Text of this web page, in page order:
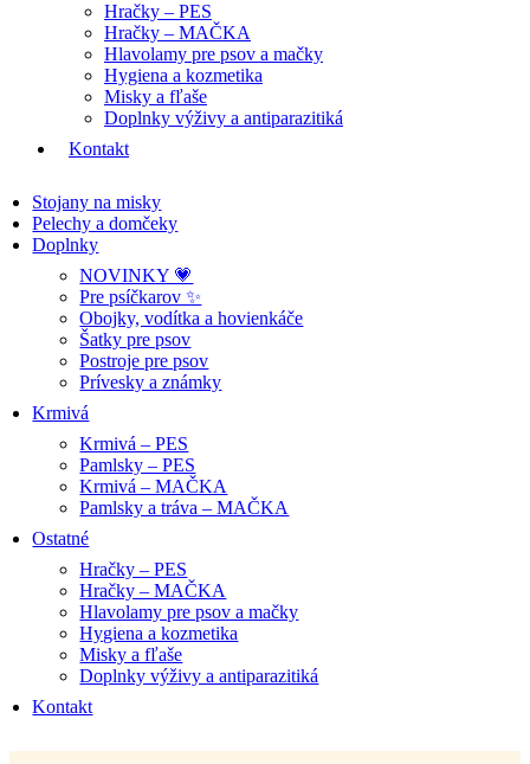
Hračky – PES
Hračky – MAČKA
Hlavolamy pre psov a mačky
Hygiena a kozmetika
Misky a fľaše
Doplnky výživy a antiparazitiká
Kontakt
Stojany na misky
Pelechy a domčeky
Doplnky
NOVINKY 💗
Pre psíčkarov ✨
Obojky, vodítka a hovienkáče
Šatky pre psov
Postroje pre psov
Prívesky a známky
Krmivá
Krmivá – PES
Pamlsky – PES
Krmivá – MAČKA
Pamlsky a tráva – MAČKA
Ostatné
Hračky – PES
Hračky – MAČKA
Hlavolamy pre psov a mačky
Hygiena a kozmetika
Misky a fľaše
Doplnky výživy a antiparazitiká
Kontakt